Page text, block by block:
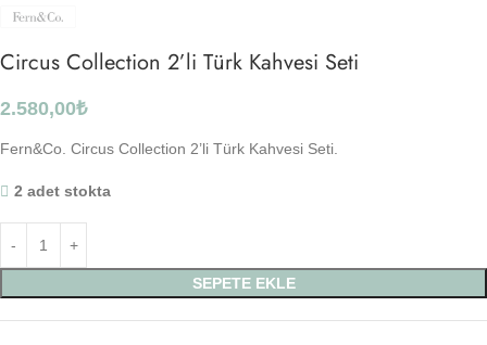
Circus Collection 2’li Türk Kahvesi Seti
2.580,00₺
Fern&Co. Circus Collection 2’li Türk Kahvesi Seti.
2 adet stokta
SEPETE EKLE